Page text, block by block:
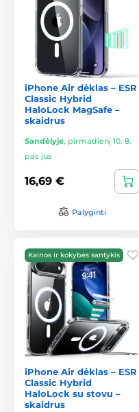
iPhone Air dėklas – ESR
Classic Hybrid
HaloLock MagSafe –
skaidrus
Sandėlyje, pirmadienį 10. 8.
pas jus
16,69 €
Palyginti
Kainos ir kokybės santykis
iPhone Air dėklas – ESR
Classic Hybrid
HaloLock su stovu –
skaidrus